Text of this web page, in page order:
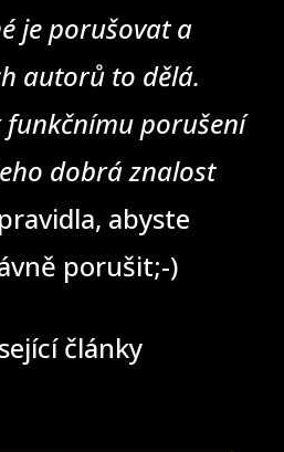
je porušovat a
autorů to dělá.
porušení
dobrá znalost
abyste
porušit;-)
články